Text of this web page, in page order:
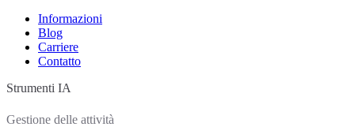
Informazioni
Blog
Carriere
Contatto
Strumenti IA
Gestione delle attività